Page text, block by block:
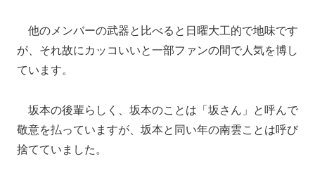
他のメンバーの武器と比べると日曜大工的で地味です
が、それ故にカッコいいと一部ファンの間で人気を博し
ています。
坂本の後輩らしく、坂本のことは「坂さん」と呼んで
敬意を払っていますが、坂本と同い年の南雲ことは呼び
捨てていました。